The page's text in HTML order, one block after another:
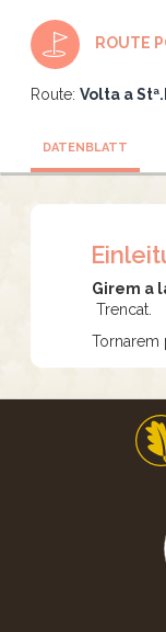
ROUTE
Route: Volta a
DATENBLATT
Girem a
Trencat.
Tornarem